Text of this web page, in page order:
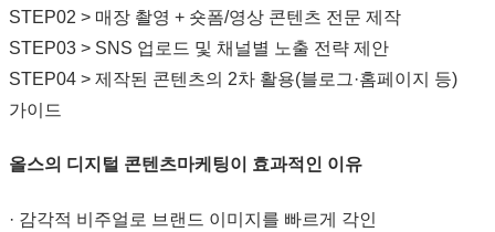
STEP02 > 매장 촬영 + 숏폼/영상 콘텐츠 전문 제작
STEP03 > SNS 업로드 및 채널별 노출 전략 제안
STEP04 > 제작된 콘텐츠의 2차 활용(블로그·홈페이지 등)
가이드
올스의 디지털 콘텐츠마케팅이 효과적인 이유
· 감각적 비주얼로 브랜드 이미지를 빠르게 각인